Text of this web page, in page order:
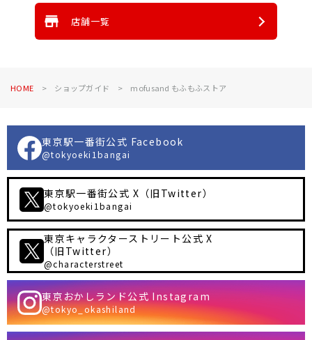
店舗一覧
HOME ショップガイド mofusand もふもふストア
東京駅一番街公式 Facebook
@tokyoeki1bangai
東京駅一番街公式 X（旧Twitter）
@tokyoeki1bangai
東京キャラクターストリート公式 X
（旧Twitter）
@characterstreet
東京おかしランド公式 Instagram
@tokyo_okashiland